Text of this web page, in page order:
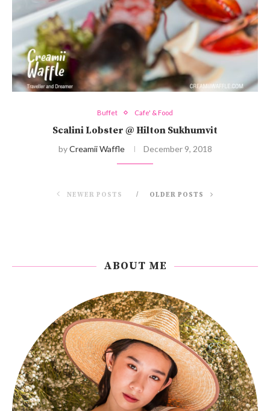
Buffet Cafe' & Food
Scalini Lobster @ Hilton Sukhumvit
byCreamii Waffle December 9, 2018
NEWER POSTS OLDER POSTS
ABOUT ME